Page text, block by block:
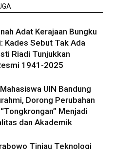
Adat Kerajaan Bungku
Kades Sebut Tak Ada
Riadi Tunjukkan
1941-2025
UIN Bandung
Dorong Perubahan
Menjadi
dan Akademik
Tinjau Teknologi